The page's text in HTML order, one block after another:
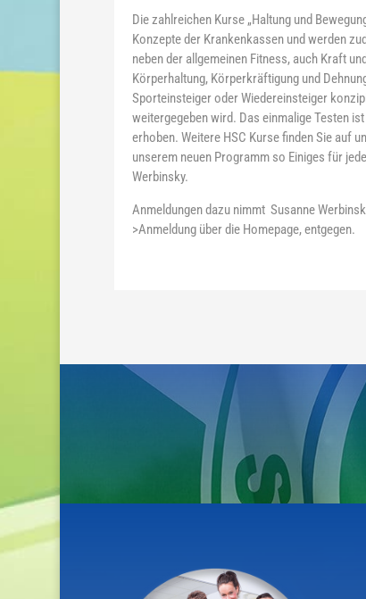
Die zahlreichen Kurse „Haltung und
Konzepte der Krankenkassen und werden
neben der allgemeinen Fitness, auch Kraft
Körperhaltung, Körperkräftigung und
Sporteinsteiger oder Wiedereinsteiger
weitergegeben wird. Das einmalige Testen
erhoben. Weitere HSC Kurse finden Sie auf
unserem neuen Programm so Einiges für
Werbinsky.
Anmeldungen dazu nimmt Susanne
>Anmeldung über die Homepage, entgegen.